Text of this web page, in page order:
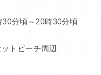
30分頃～20時30分頃
トビーチ周辺